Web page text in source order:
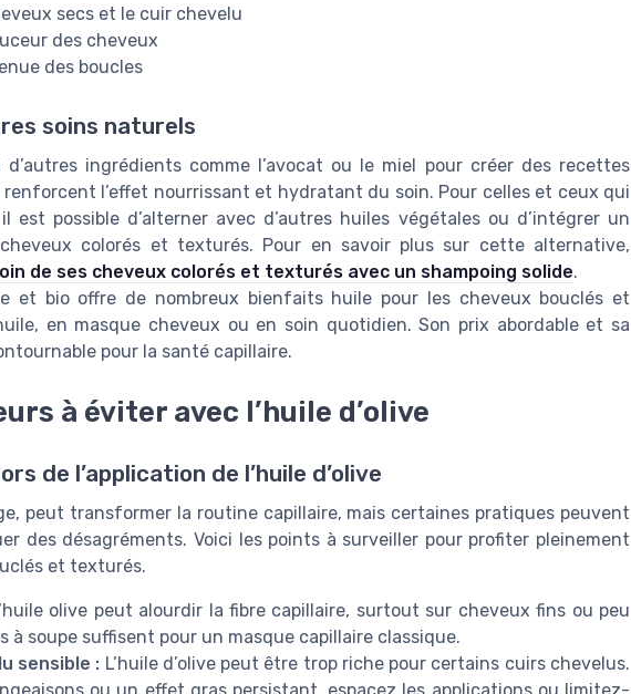
secs et le cuir chevelu
des cheveux
des boucles
soins naturels
d’autres ingrédients comme l’avocat ou le miel pour créer des recettes
renforcent l’effet nourrissant et hydratant du soin. Pour celles et ceux qui
possible d’alterner avec d’autres huiles végétales ou d’intégrer un
colorés et texturés. Pour en savoir plus sur cette alternative,
de ses cheveux colorés et texturés avec un shampoing solide.
et bio offre de nombreux bienfaits huile pour les cheveux bouclés et
en masque cheveux ou en soin quotidien. Son prix abordable et sa
pour la santé capillaire.
à éviter avec l’huile d’olive
de l’application de l’huile d’olive
peut transformer la routine capillaire, mais certaines pratiques peuvent
des désagréments. Voici les points à surveiller pour profiter pleinement
et texturés.
olive peut alourdir la fibre capillaire, surtout sur cheveux fins ou peu
à soupe suffisent pour un masque capillaire classique.
sensible : L’huile d’olive peut être trop riche pour certains cuirs chevelus.